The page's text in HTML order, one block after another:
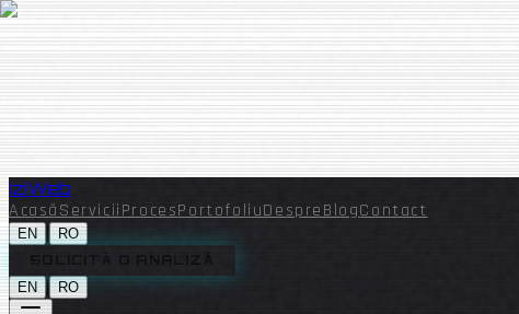
IziWeb
AcasăServiciiProcesPortofoliuDespreBlogContact
EN |
RO
SOLICITĂ O ANALIZĂ
EN
| RO